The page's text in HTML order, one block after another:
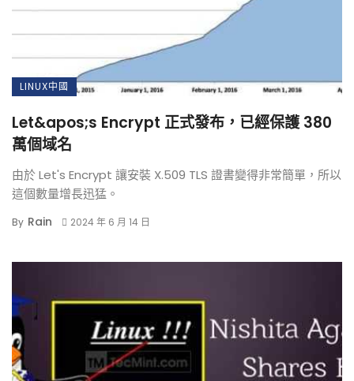
LINUX中國
Let&apos;s Encrypt 正式發布，已經保護 380
萬個域名
由於 Let's Encrypt 讓安裝 X.509 TLS 證書變得非常簡單，所以
這個數量增長迅猛。
By Rain 2024 年 6 月 14 日